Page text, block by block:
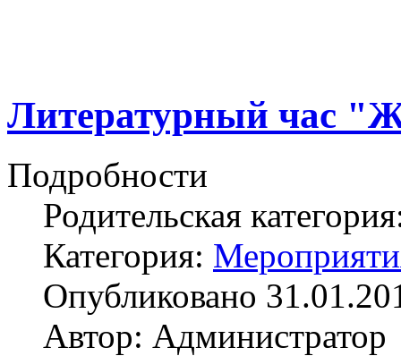
Литературный час
Подробности
Родительская
Категория:
Опубликовано
Автор: Администратор